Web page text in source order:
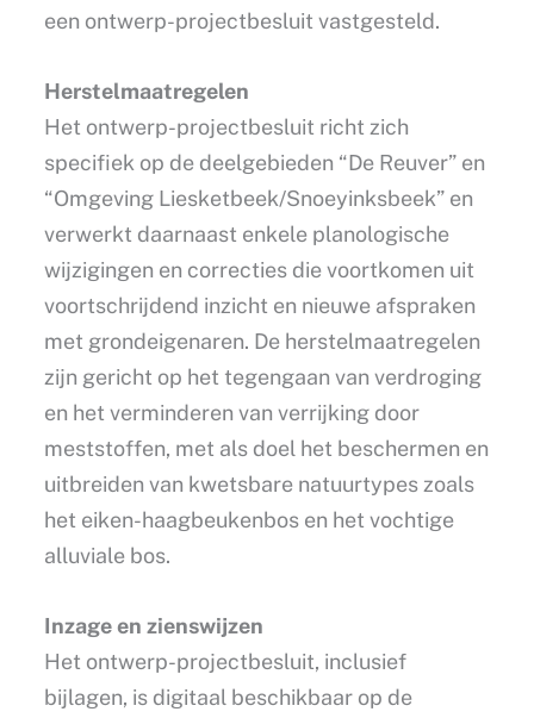
een ontwerp-projectbesluit vastgesteld.
Herstelmaatregelen
Het ontwerp-projectbesluit richt zich
specifiek op de deelgebieden “De Reuver” en
“Omgeving Liesketbeek/Snoeyinksbeek” en
verwerkt daarnaast enkele planologische
wijzigingen en correcties die voortkomen uit
voortschrijdend inzicht en nieuwe afspraken
met grondeigenaren. De herstelmaatregelen
zijn gericht op het tegengaan van verdroging
en het verminderen van verrijking door
meststoffen, met als doel het beschermen en
uitbreiden van kwetsbare natuurtypes zoals
het eiken-haagbeukenbos en het vochtige
alluviale bos.
Inzage en zienswijzen
Het ontwerp-projectbesluit, inclusief
bijlagen, is digitaal beschikbaar op de